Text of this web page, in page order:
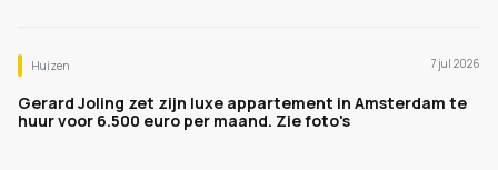
Huizen 7 jul 2026
Gerard Joling zet zijn luxe appartement in Amsterdam te
huur voor 6.500 euro per maand. Zie foto's